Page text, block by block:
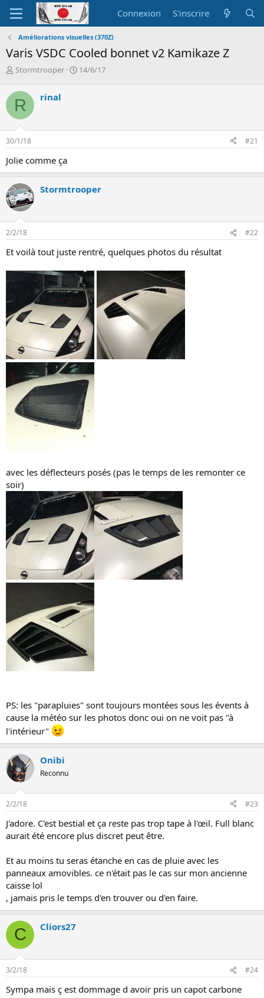
Connexion S'inscrire
Améliorations visuelles (370Z)
Varis VSDC Cooled bonnet v2 Kamikaze Z
A
t
e
u
r
d
e
a
d
i
s
c
u
s
s
i
n
Stormtrooper
D
d
t
14/6/17
R rinal
30/1/18 #21
Jolie comme ça
Stormtrooper
2/2/18 #22
Et voilà tout juste rentré, quelques photos du résultat
avec les déflecteurs posés (pas le temps de les remonter ce
soir)
PS: les "parapluies" sont toujours montées sous les évents à
cause la météo sur les photos donc oui on ne voit pas "à
l'intérieur"
Onibi
Reconnu
2/2/18 #23
J'adore. C'est bestial et ça reste pas trop tape à l'œil. Full blanc
aurait été encore plus discret peut être.
Et au moins tu seras étanche en cas de pluie avec les
panneaux amovibles. ce n'était pas le cas sur mon ancienne
caisse lol
, jamais pris le temps d'en trouver ou d'en faire.
C Cliors27
3/2/18 #24
Sympa mais ç est dommage d avoir pris un capot carbone